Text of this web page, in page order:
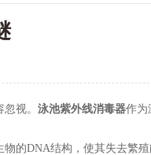
视。 泳池紫外线消毒器作为
的DNA结构，使其失去繁殖